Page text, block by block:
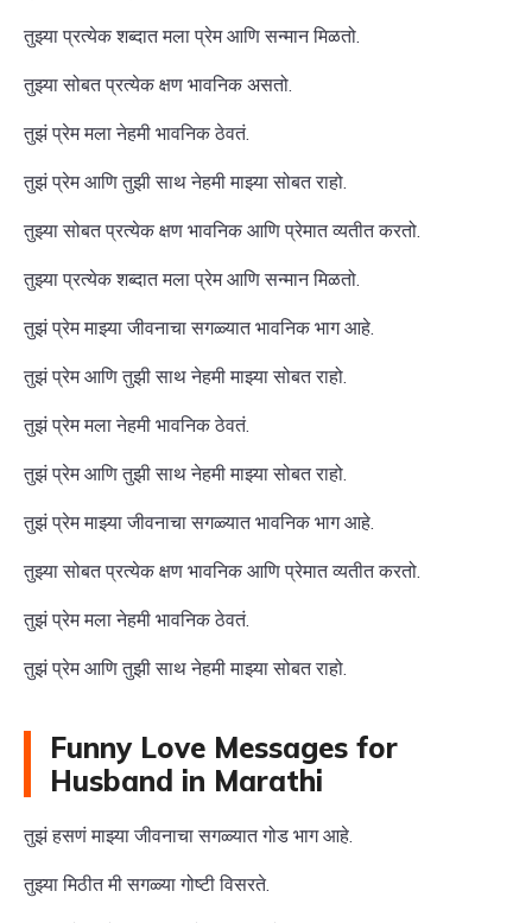
तुझ्या प्रत्येक शब्दात मला प्रेम आणि सन्मान मिळतो.
तुझ्या सोबत प्रत्येक क्षण भावनिक असतो.
तुझं प्रेम मला नेहमी भावनिक ठेवतं.
तुझं प्रेम आणि तुझी साथ नेहमी माझ्या सोबत राहो.
तुझ्या सोबत प्रत्येक क्षण भावनिक आणि प्रेमात व्यतीत करतो.
तुझ्या प्रत्येक शब्दात मला प्रेम आणि सन्मान मिळतो.
तुझं प्रेम माझ्या जीवनाचा सगळ्यात भावनिक भाग आहे.
तुझं प्रेम आणि तुझी साथ नेहमी माझ्या सोबत राहो.
तुझं प्रेम मला नेहमी भावनिक ठेवतं.
तुझं प्रेम आणि तुझी साथ नेहमी माझ्या सोबत राहो.
तुझं प्रेम माझ्या जीवनाचा सगळ्यात भावनिक भाग आहे.
तुझ्या सोबत प्रत्येक क्षण भावनिक आणि प्रेमात व्यतीत करतो.
तुझं प्रेम मला नेहमी भावनिक ठेवतं.
तुझं प्रेम आणि तुझी साथ नेहमी माझ्या सोबत राहो.
Funny Love Messages for
Husband in Marathi
तुझं हसणं माझ्या जीवनाचा सगळ्यात गोड भाग आहे.
तुझ्या मिठीत मी सगळ्या गोष्टी विसरते.